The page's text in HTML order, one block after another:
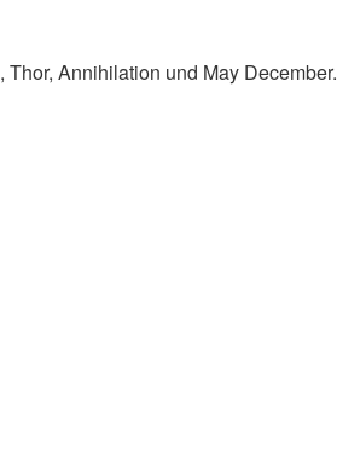
Annihilation und May December.